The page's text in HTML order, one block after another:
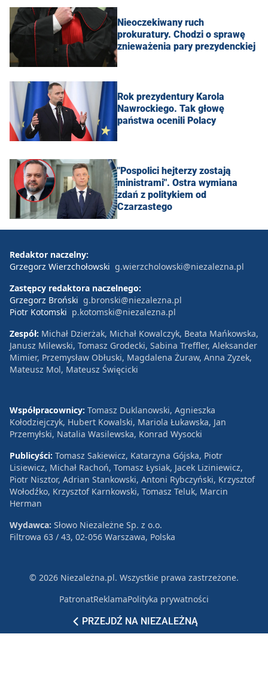
Nieoczekiwany ruch
prokuratury. Chodzi o sprawę
znieważenia pary prezydenckiej
Rok prezydentury Karola
Nawrockiego. Tak głowę
państwa ocenili Polacy
"Pospolici hejterzy zostają
ministrami". Ostra wymiana
zdań z politykiem od
Czarzastego
PRZEJDŹ NA NIEZALEŻNĄ
Redaktor naczelny:
Grzegorz Wierzchołowski g.wierzcholowski@niezalezna.pl
Zastępcy redaktora naczelnego:
Grzegorz Broński g.bronski@niezalezna.pl
Piotr Kotomski p.kotomski@niezalezna.pl
Zespół: Michał Dzierżak, Michał Kowalczyk, Beata Mańkowska,
Janusz Milewski, Tomasz Grodecki, Sabina Treffler, Aleksander
Mimier, Przemysław Obłuski, Magdalena Żuraw, Anna Zyzek,
Mateusz Mol, Mateusz Święcicki
Współpracownicy: Tomasz Duklanowski, Agnieszka
Kołodziejczyk, Hubert Kowalski, Mariola Łukawska, Jan
Przemyłski, Natalia Wasilewska, Konrad Wysocki
Publicyści: Tomasz Sakiewicz, Katarzyna Gójska, Piotr
Lisiewicz, Michał Rachoń, Tomasz Łysiak, Jacek Liziniewicz,
Piotr Nisztor, Adrian Stankowski, Antoni Rybczyński, Krzysztof
Wołodźko, Krzysztof Karnkowski, Tomasz Teluk, Marcin
Herman
Wydawca: Słowo Niezależne Sp. z o.o.
Filtrowa 63 / 43, 02-056 Warszawa, Polska
© 2026 Niezależna.pl. Wszystkie prawa zastrzeżone.
PatronatReklamaPolityka prywatności